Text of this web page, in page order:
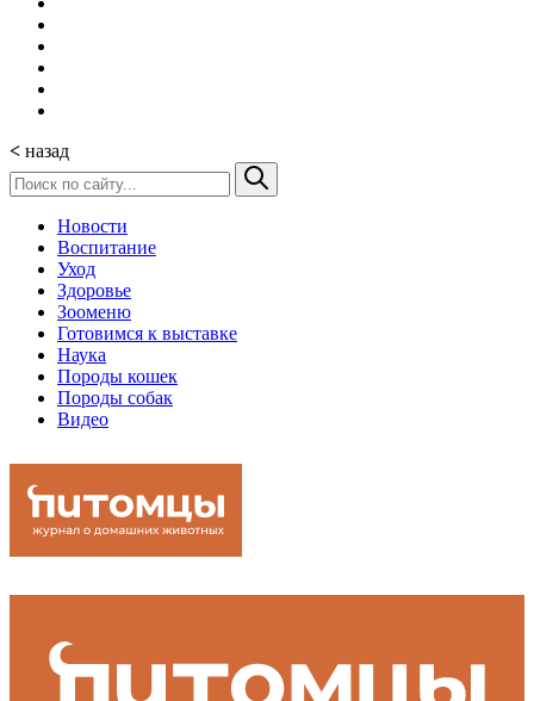
< назад
Новости
Воспитание
Уход
Здоровье
Зооменю
Готовимся к выставке
Наука
Породы кошек
Породы собак
Видео